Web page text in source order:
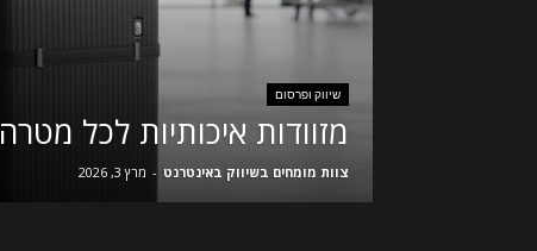
שיווק ופרסום
מזוודות איכותיות לכל מטרה
צוות מומחים בשיווק באינטרנט - מרץ 3, 2026